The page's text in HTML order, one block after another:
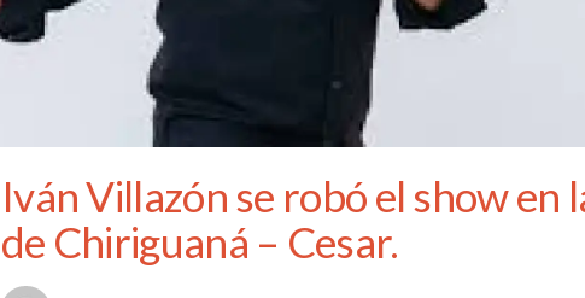
Iván Villazón se robó el show en
de Chiriguaná – Cesar.